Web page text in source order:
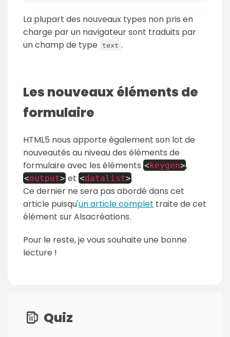
La plupart des nouveaux types non pris en
charge par un navigateur sont traduits par
un champ de type
text .
Les nouveaux éléments de
formulaire
HTML5 nous apporte également son lot de
nouveautés au niveau des éléments de
formulaire avec les éléments <keygen>,
<output> et<datalist>.
Ce dernier ne sera pas abordé dans cet
article puisqu'un article complet traite de cet
élément sur Alsacréations.
Pour le reste, je vous souhaite une bonne
lecture !
Quiz